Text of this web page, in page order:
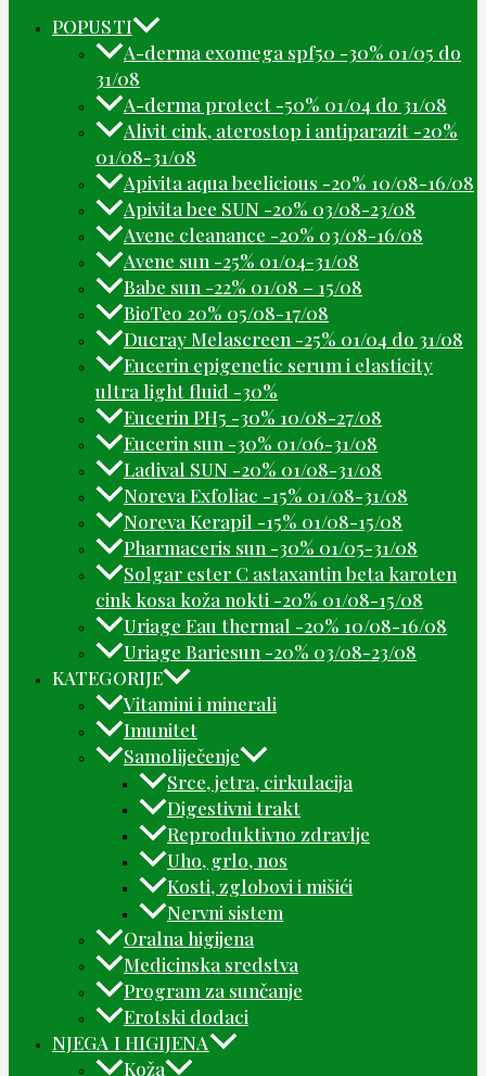
POPUSTI
A-derma exomega spf50 -30% 01/05 do
31/08
A-derma protect -50% 01/04 do 31/08
Alivit cink, aterostop i antiparazit -20%
01/08-31/08
Apivita aqua beelicious -20% 10/08-16/08
Apivita bee SUN -20% 03/08-23/08
Avene cleanance -20% 03/08-16/08
Avene sun -25% 01/04-31/08
Babe sun -22% 01/08 – 15/08
BioTeo 20% 05/08-17/08
Ducray Melascreen -25% 01/04 do 31/08
Eucerin epigenetic serum i elasticity
ultra light fluid -30%
Eucerin PH5 -30% 10/08-27/08
Eucerin sun -30% 01/06-31/08
Ladival SUN -20% 01/08-31/08
Noreva Exfoliac -15% 01/08-31/08
Noreva Kerapil -15% 01/08-15/08
Pharmaceris sun -30% 01/05-31/08
Solgar ester C astaxantin beta karoten
cink kosa koža nokti -20% 01/08-15/08
Uriage Eau thermal -20% 10/08-16/08
Uriage Bariesun -20% 03/08-23/08
KATEGORIJE
Vitamini i minerali
Imunitet
Samoliječenje
Srce, jetra, cirkulacija
Digestivni trakt
Reproduktivno zdravlje
Uho, grlo, nos
Kosti, zglobovi i mišići
Nervni sistem
Oralna higijena
Medicinska sredstva
Program za sunčanje
Erotski dodaci
NJEGA I HIGIJENA
Koža